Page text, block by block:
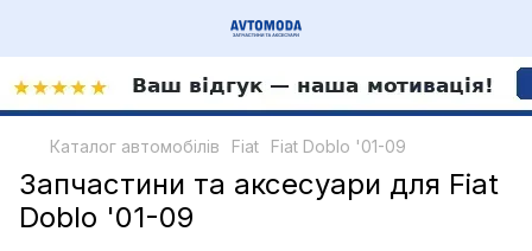
Каталог автомобілів Fiat Fiat Doblo '01-09
Запчастини та аксесуари для Fiat
Doblo '01-09